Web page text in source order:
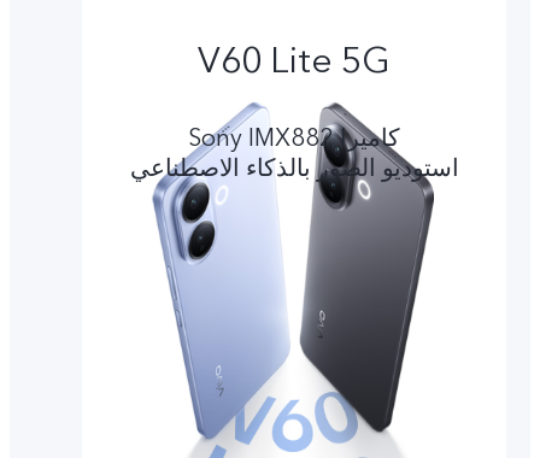
V60 Lite 5G
کامیرا Sony IMX882
استوديو الصور بالذكاء الاصطناعي